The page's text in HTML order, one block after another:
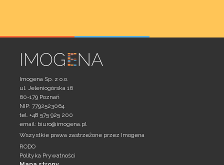
Imogena Sp. z o.o.
ul. Jeleniogórska 16
60-179 Poznań
NIP: 7792523064
tel. +48 575 925 200
email: biuro@imogena.pl
Wszystkie prawa zastrzeżone przez Imogena
RODO
Polityka Prywatności